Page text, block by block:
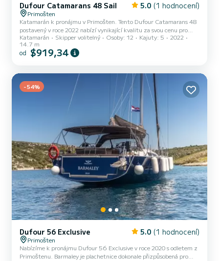
Dufour Catamarans 48 Sail 5.0 (1 hodnocení)
Primošten
Katamarán k pronájmu v Primošten. Tento Dufour Catamarans 48
postavený v roce 2022 nabízí vynikající kvalitu za svou cenu pro
plavbu na několik dní nebo dokonce několik týdnů. Loď má 5 kabin s
celkovým komfortem a kapacitou 12 cestujících. S celkovou délkou
15 metrů a výkonem 120 koní bude vaším nejlepším přítelem při
vybavení: Bluetooth připojení, Auto-pilot, Elektr...
Katamarán Skipper volitelný Osoby: 12 Kajuty: 5
2022
14.7 m
od $919,34
-54%
Dufour 56 Exclusive 5.0 (1 hodnocení)
Primošten
Nabízíme k pronájmu Dufour 56 Exclusive v roce 2020 s odletem z
Primoštenu. Barmaley je plachetnice dokonale přizpůsobená pro